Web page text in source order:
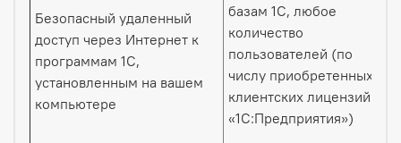
Безопасный удаленный
доступ через Интернет к
программам 1С,
установленным на вашем
компьютере
базам 1С, любое
количество
пользователей (по
числу приобретенных
клиентских лицензий
«1С:Предприятия»)